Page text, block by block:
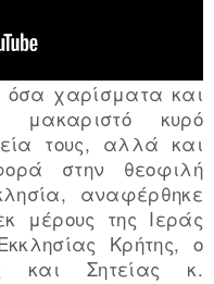
όσα χαρίσματα και
μακαριστό κυρό
τους, αλλά και
στην θεοφιλή
αναφέρθηκε
μέρους της Ιεράς
Κρήτης, ο
και Σητείας κ.